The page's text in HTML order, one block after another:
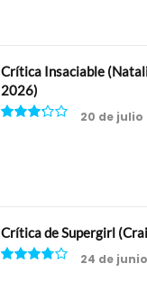
Crítica Insaciable
2026)
20 de julio
Crítica de Supergirl
24 de